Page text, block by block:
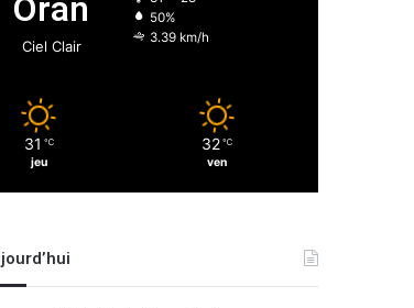
Ciel Clair
50%
3.39 km/h
31 ℃
jeu
32 ℃
ven